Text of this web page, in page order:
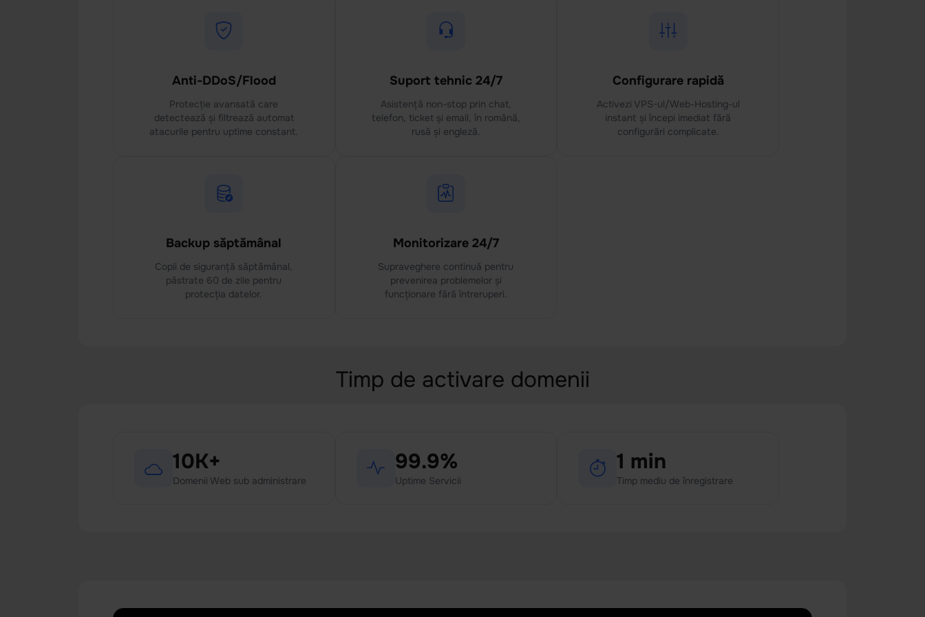
Anti-DDoS/Flood
Protecție avansată care
detectează și filtrează automat
atacurile pentru uptime constant.
Suport tehnic 24/7
Asistență non-stop prin chat,
telefon, ticket și email, în română,
rusă și engleză.
Configurare rapidă
Activezi VPS-ul/Web-Hosting-ul
instant și începi imediat fără
configurări complicate.
Backup săptămânal
Copii de siguranță săptămânal,
păstrate 60 de zile pentru
protecția datelor.
Monitorizare 24/7
Supraveghere continuă pentru
prevenirea problemelor și
funcționare fără întreruperi.
Timp de activare domenii
10K+
Domenii Web sub administrare
99.9%
Uptime Servicii
1 min
Timp mediu de înregistrare